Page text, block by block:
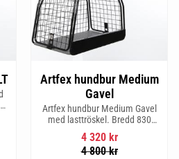
Artfex hundbur Medium
Gavel
Artfex hundbur Medium Gavel
med lasttröskel. Bredd 830
mm, Höjd 675 mm, Djup 495
mm och Vikt 20,1 kg.
4 320kr
4 800kr